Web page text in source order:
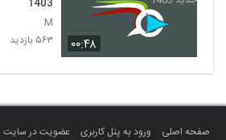
۰۰:۴۸
1403
M
۵۶۳ بازدید
صفحه اصلی ورود به پنل کاربری عضویت در سایت